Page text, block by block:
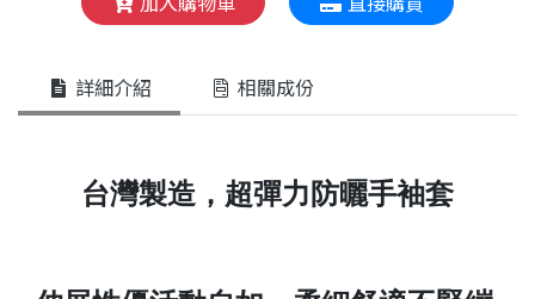
詳細介紹 相關成份
台灣製造 ， 超彈力防曬手袖套